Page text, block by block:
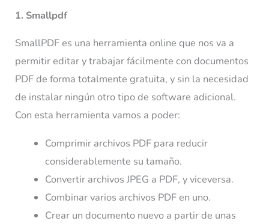
1. Smallpdf
SmallPDF es una herramienta online que nos va a
permitir editar y trabajar fácilmente con documentos
PDF de forma totalmente gratuita, y sin la necesidad
de instalar ningún otro tipo de software adicional.
Con esta herramienta vamos a poder:
Comprimir archivos PDF para reducir
considerablemente su tamaño.
Convertir archivos JPEG a PDF, y viceversa.
Combinar varios archivos PDF en uno.
Crear un documento nuevo a partir de unas